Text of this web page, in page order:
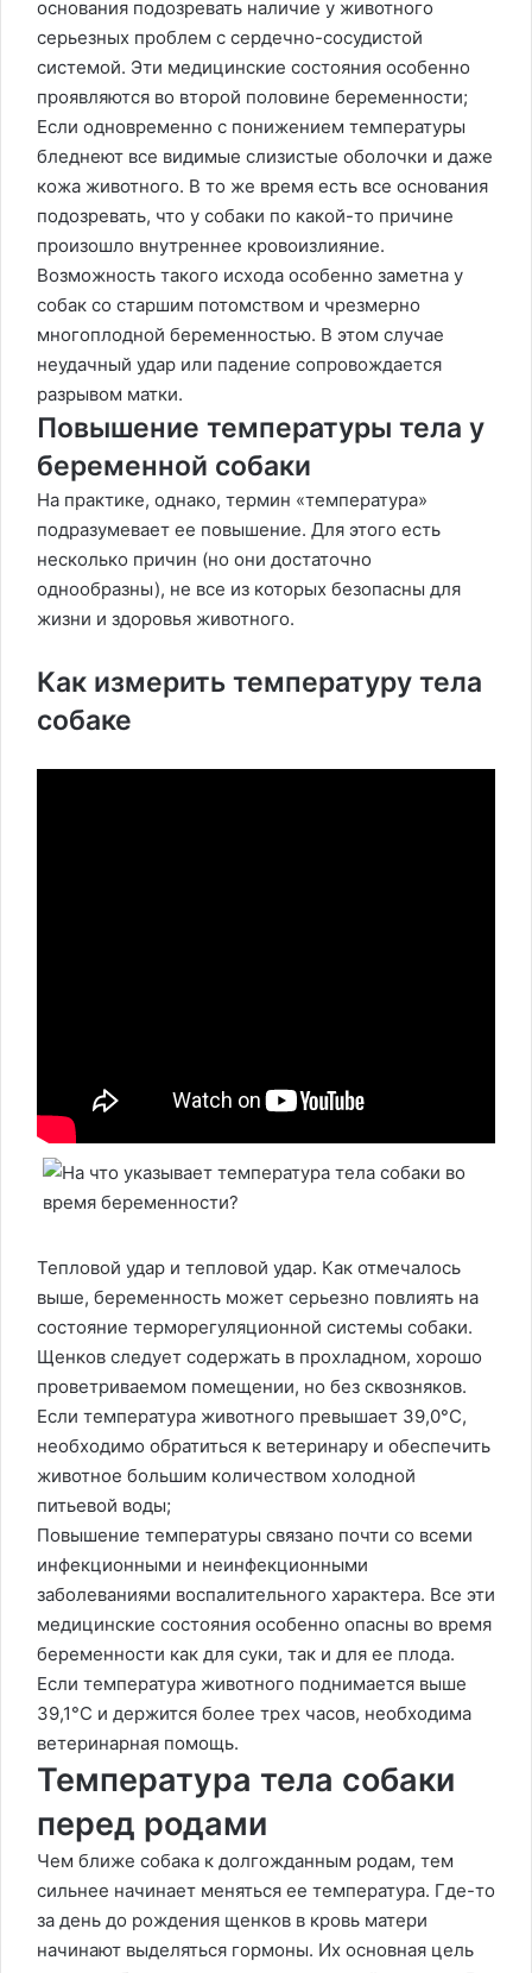
основания подозревать наличие у животного
серьезных проблем с сердечно-сосудистой
системой. Эти медицинские состояния особенно
проявляются во второй половине беременности;
Если одновременно с понижением температуры
бледнеют все видимые слизистые оболочки и даже
кожа животного. В то же время есть все основания
подозревать, что у собаки по какой-то причине
произошло внутреннее кровоизлияние.
Возможность такого исхода особенно заметна у
собак со старшим потомством и чрезмерно
многоплодной беременностью. В этом случае
неудачный удар или падение сопровождается
разрывом матки.
Повышение температуры тела у
беременной собаки
На практике, однако, термин «температура»
подразумевает ее повышение. Для этого есть
несколько причин (но они достаточно
однообразны), не все из которых безопасны для
жизни и здоровья животного.
Как измерить температуру тела
собаке
Тепловой удар и тепловой удар. Как отмечалось
выше, беременность может серьезно повлиять на
состояние терморегуляционной системы собаки.
Щенков следует содержать в прохладном, хорошо
проветриваемом помещении, но без сквозняков.
Если температура животного превышает 39,0°C,
необходимо обратиться к ветеринару и обеспечить
животное большим количеством холодной
питьевой воды;
Повышение температуры связано почти со всеми
инфекционными и неинфекционными
заболеваниями воспалительного характера. Все эти
медицинские состояния особенно опасны во время
беременности как для суки, так и для ее плода.
Если температура животного поднимается выше
39,1°C и держится более трех часов, необходима
ветеринарная помощь.
Температура тела собаки
перед родами
Чем ближе собака к долгожданным родам, тем
сильнее начинает меняться ее температура. Где-то
за день до рождения щенков в кровь матери
начинают выделяться гормоны. Их основная цель